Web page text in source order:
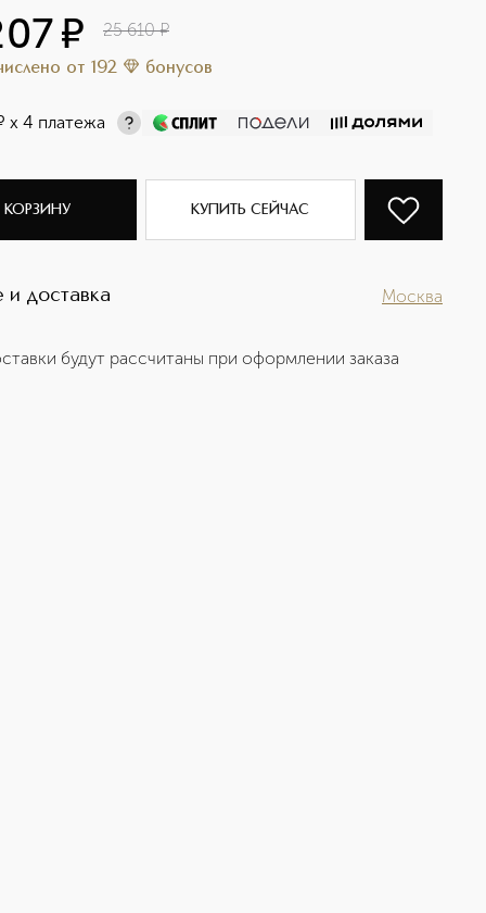
¤ 25 610 ¤
от 192 бонусов
х 4 платежа
КОРЗИНУ КУПИТЬ СЕЙЧАС
и доставка Москва
будут рассчитаны при оформлении заказа